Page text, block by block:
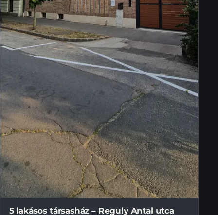
5 lakásos társasház – Reguly Antal utca